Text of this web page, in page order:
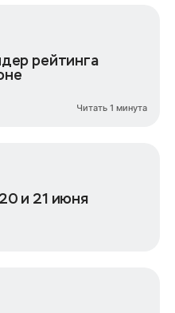
рейтинга
Читать 1 минута
и 21 июня